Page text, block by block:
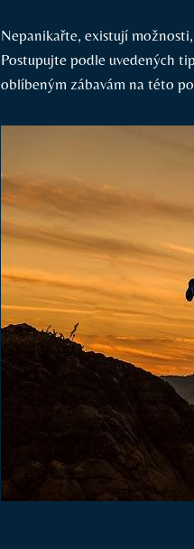
Nepanikařte, existují
Postupujte podle uvedených
oblíbeným zábavám na této